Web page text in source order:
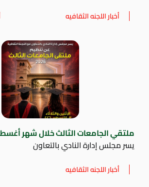
أخبار اللجنه الثقافيه
ملتقي الجامعات الثالث خلال شهر
يسر مجلس إدارة النادي بالتعاون
أخبار اللجنه الثقافيه